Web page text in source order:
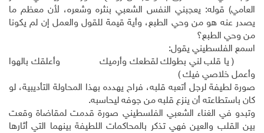
العامي) قوله: يعجبني النفس الشعبي بنثره وشعره، لأن معظم ما
يصدر عنه هو من وحي الطبع، وأية قيمة للقول والعمل إن لم يكونا
من وحي الطبع؟
اسمع الفلسطيني يقول:
( يا قلب لني بطولك لقطعك وأرميك وأعلقك بالهوا
وأعمل خلاصي فيك )
صورة لطيفة لرجل أتعبه قلبه، فراح يهدده بهذا المحاولة التأديبية، لو
كان باستطاعته أن ينزع قلبه من جوفه ليحاسبه.
وتبدو في الغناء الشعبي الفلسطيني صورة قدمت لمقاضاة وقعت
بين القلب والعين فهي تذكر بالمحاكمات اللطيفة بينهما التي أثارها